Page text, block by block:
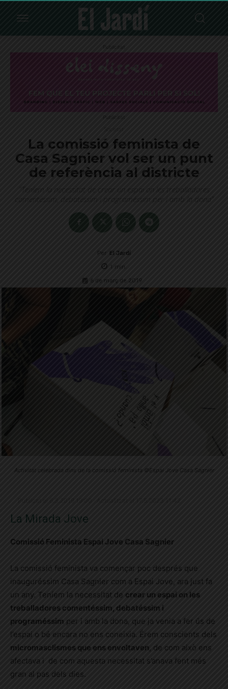
Publicitat
Publicitat
La comissió feminista de
Casa Sagnier vol ser un punt
de referència al districte
"Teníem la necessitat de crear un espai on les treballadores
comentéssim, debatéssim i programéssim per i amb la dona"
Per El Jardí
1 min.
6 de març de 2019
Activitat celebrada dins de la comissió feminista ©Espai Jove Casa Sagnier
La Mirada Jove
Comissió Feminista Espai Jove Casa Sagnier
La comissió feminista va començar poc després que
inauguréssim Casa Sagnier com a Espai Jove, ara just fa
un any. Teníem la necessitat de crear un espai on les
treballadores comentéssim, debatéssim i
programéssim per i amb la dona, que ja venia a fer ús de
l’espai o bé encara no ens coneixia. Érem conscients dels
micromasclismes que ens envoltaven, de com això ens
afectava i de com aquesta necessitat s’anava fent més
gran al pas dels dies.